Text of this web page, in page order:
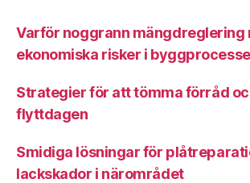
Varför noggrann mängdreglering
ekonomiska risker i
Strategier för att tömma förråd
flyttdagen
Smidiga lösningar för
lackskador i närområdet